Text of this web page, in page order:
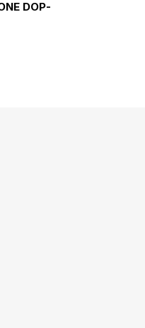
DOP-